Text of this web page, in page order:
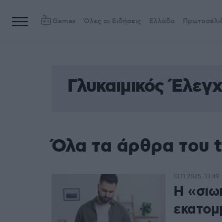
Games Όλες οι Ειδήσεις Ελλάδα
Γλυκαιμικός
Όλα τα άρθρα του
Η
13.11.2025, 13:49